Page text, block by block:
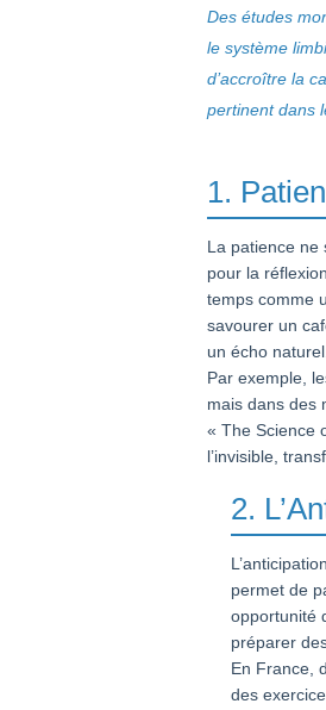
Des études
le système
d’accroître la
pertinent dans
1.
La patience ne
pour la
temps comme
savourer un
un écho naturel.
Par exemple,
mais dans des
« The Science
l’invisible,
2.
permet de
opportunité
préparer
En France,
des